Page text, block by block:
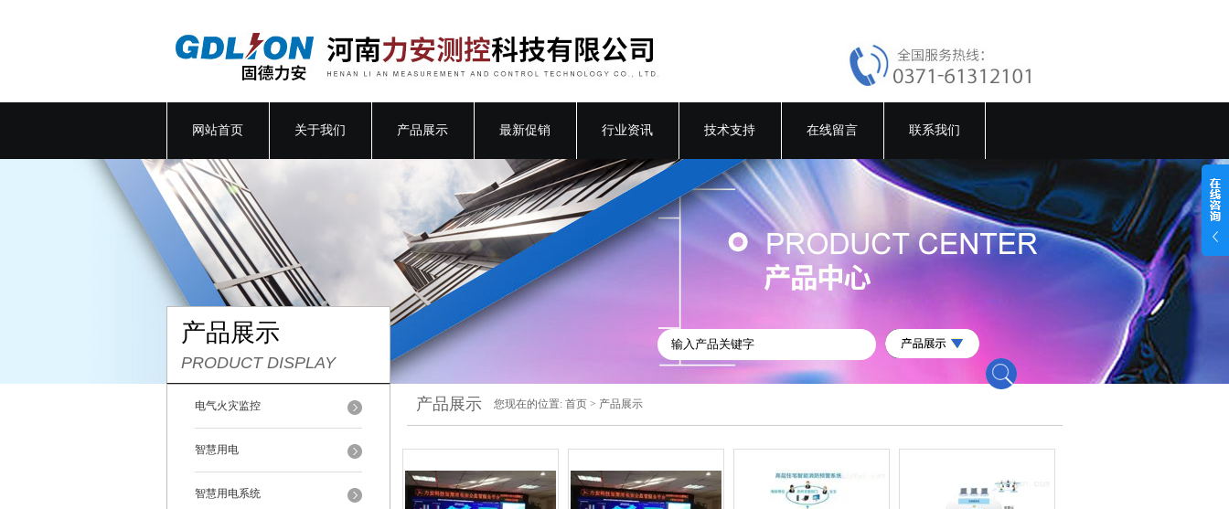
网站首页 关于我们 产品展示 最新促销 行业资讯 技术支持 在线留言 联系我们
产品展示
PRODUCT DISPLAY
电气火灾监控
智慧用电
智慧用电系统
产品展示 您现在的位置: 首页 > 产品展示